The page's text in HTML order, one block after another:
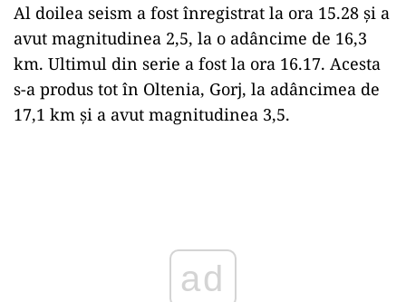
Al doilea seism a fost înregistrat la ora 15.28 și a
avut magnitudinea 2,5, la o adâncime de 16,3
km. Ultimul din serie a fost la ora 16.17. Acesta
s-a produs tot în Oltenia, Gorj, la adâncimea de
17,1 km și a avut magnitudinea 3,5.